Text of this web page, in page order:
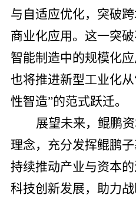
与自适应优化，突破
商业化应用。这一突
智能制造中的规模化应
也将推进新型工业化
性智造”的范式跃迁。
展望未来，鲲鹏
理念，充分发挥鲲鹏子
持续推动产业与资本
科技创新发展，助力